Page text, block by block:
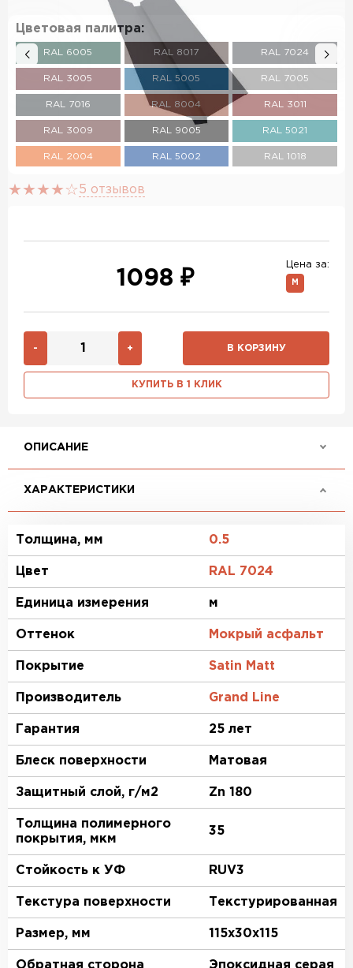
Цветовая палитра:
RAL 6005 RAL 8017 RAL 7024
RAL 3005 RAL 5005 RAL 7005
RAL 7016 RAL 8004 RAL 3011
RAL 3009 RAL 9005 RAL 5021
RAL 2004 RAL 5002 RAL 1018
RAL 3003
RR 29
RR 23 RR 33
RR 887
5 отзывов
Цена за:
М
1098 ₽
- + В КОРЗИНУ
КУПИТЬ В 1 КЛИК
ОПИСАНИЕ
ХАРАКТЕРИСТИКИ
Толщина, мм 0.5
Цвет RAL 7024
Единица измерения м
Оттенок Мокрый асфальт
Покрытие Satin Matt
Производитель Grand Line
Гарантия 25 лет
Блеск поверхности Матовая
Защитный слой, г/м2 Zn 180
Толщина полимерного
покрытия, мкм
35
Стойкость к УФ RUV3
Текстура поверхности Текстурированная
Размер, мм 115х30х115
Обратная сторона Эпоксидная серая